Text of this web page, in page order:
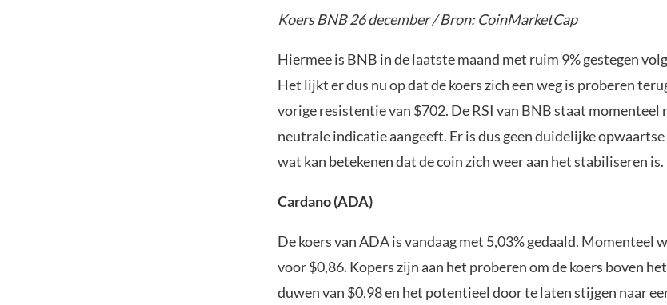
Koers BNB 26 december / Bron:CoinMarketCap
Hiermee is BNB in de laatste maand met ruim 9% gestegen
Het lijkt er dus nu op dat de koers zich een weg is proberen
vorige resistentie van $702. De RSI van BNB staat momenteel
neutrale indicatie aangeeft. Er is dus geen duidelijke
wat kan betekenen dat de coin zich weer aan het stabiliseren is.
Cardano (ADA)
De koers van ADA is vandaag met 5,03% gedaald. Momenteel
voor $0,86. Kopers zijn aan het proberen om de koers boven
duwen van $0,98 en het potentieel door te laten stijgen naar